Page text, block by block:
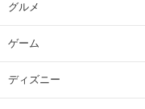
グルメ
ゲーム
ディズニー